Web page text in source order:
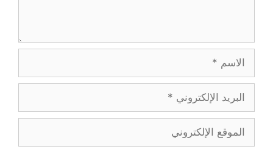
الإلكتروني
الإلكتروني